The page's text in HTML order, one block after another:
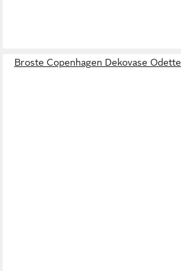
Broste Copenhagen Dekovase